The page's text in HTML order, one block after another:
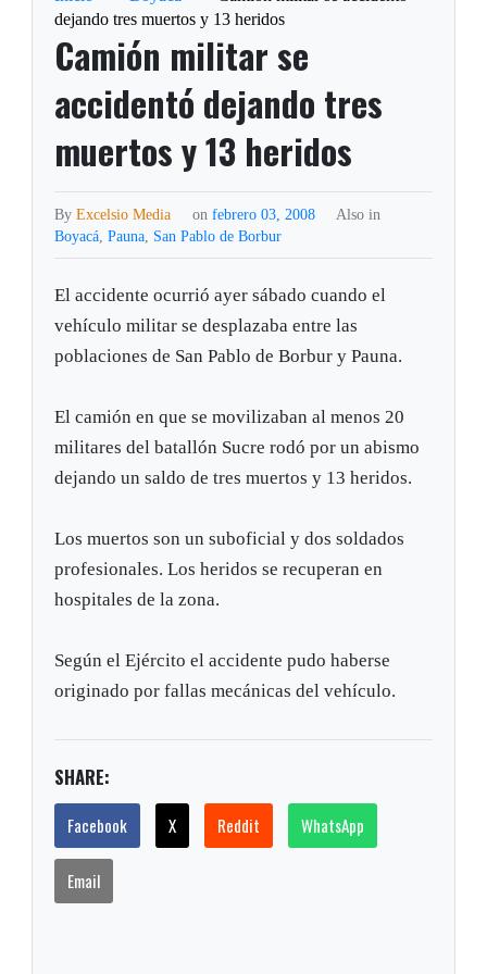
dejando tres muertos y 13 heridos
Camión militar se
accidentó dejando tres
muertos y 13 heridos
ByExcelsio Media on febrero 03, 2008
Also in
Boyacá,Pauna, San Pablo de Borbur
El accidente ocurrió ayer sábado cuando el
vehículo militar se desplazaba entre las
poblaciones de San Pablo de Borbur y Pauna.
El camión en que se movilizaban al menos 20
militares del batallón Sucre rodó por un abismo
dejando un saldo de tres muertos y 13 heridos.
Los muertos son un suboficial y dos soldados
profesionales. Los heridos se recuperan en
hospitales de la zona.
Según el Ejército el accidente pudo haberse
originado por fallas mecánicas del vehículo.
SHARE:
Facebook X Reddit WhatsApp
Email